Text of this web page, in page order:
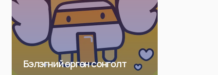
Бэлэгний өргөн сонголт